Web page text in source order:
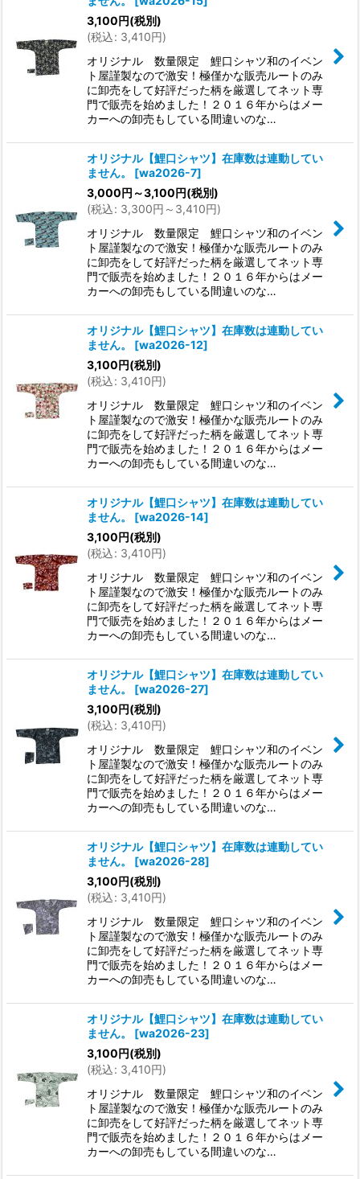
3,100円(税別)
(税込: 3,410円)
オリジナル 数量限定 鯉口シャツ和のイベン
ト屋謹製なので激安！極僅かな販売ルートのみ
に卸売をして好評だった柄を厳選してネット専
門で販売を始めました！２０１６年からはメー
カーへの卸売もしている間違いのな…
オリジナル【鯉口シャツ】在庫数は連動してい
ません。
[wa2026-7]
3,000円 ～3,100円(税別)
(税込: 3,300円 ～3,410円)
オリジナル 数量限定 鯉口シャツ和のイベン
ト屋謹製なので激安！極僅かな販売ルートのみ
に卸売をして好評だった柄を厳選してネット専
門で販売を始めました！２０１６年からはメー
カーへの卸売もしている間違いのな…
オリジナル【鯉口シャツ】在庫数は連動してい
ません。
[wa2026-12]
3,100円(税別)
(税込: 3,410円)
オリジナル 数量限定 鯉口シャツ和のイベン
ト屋謹製なので激安！極僅かな販売ルートのみ
に卸売をして好評だった柄を厳選してネット専
門で販売を始めました！２０１６年からはメー
カーへの卸売もしている間違いのな…
オリジナル【鯉口シャツ】在庫数は連動してい
ません。
[wa2026-14]
3,100円(税別)
(税込: 3,410円)
オリジナル 数量限定 鯉口シャツ和のイベン
ト屋謹製なので激安！極僅かな販売ルートのみ
に卸売をして好評だった柄を厳選してネット専
門で販売を始めました！２０１６年からはメー
カーへの卸売もしている間違いのな…
オリジナル【鯉口シャツ】在庫数は連動してい
ません。
[wa2026-27]
3,100円(税別)
(税込: 3,410円)
オリジナル 数量限定 鯉口シャツ和のイベン
ト屋謹製なので激安！極僅かな販売ルートのみ
に卸売をして好評だった柄を厳選してネット専
門で販売を始めました！２０１６年からはメー
カーへの卸売もしている間違いのな…
オリジナル【鯉口シャツ】在庫数は連動してい
ません。
[wa2026-28]
3,100円(税別)
(税込: 3,410円)
オリジナル 数量限定 鯉口シャツ和のイベン
ト屋謹製なので激安！極僅かな販売ルートのみ
に卸売をして好評だった柄を厳選してネット専
門で販売を始めました！２０１６年からはメー
カーへの卸売もしている間違いのな…
オリジナル【鯉口シャツ】在庫数は連動してい
ません。
[wa2026-23]
3,100円(税別)
(税込: 3,410円)
オリジナル 数量限定 鯉口シャツ和のイベン
ト屋謹製なので激安！極僅かな販売ルートのみ
に卸売をして好評だった柄を厳選してネット専
門で販売を始めました！２０１６年からはメー
カーへの卸売もしている間違いのな…